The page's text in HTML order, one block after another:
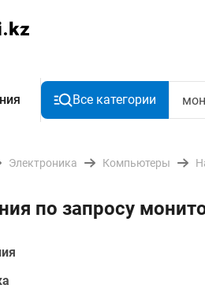
Все категории
Электроника Компьютеры
по запросу